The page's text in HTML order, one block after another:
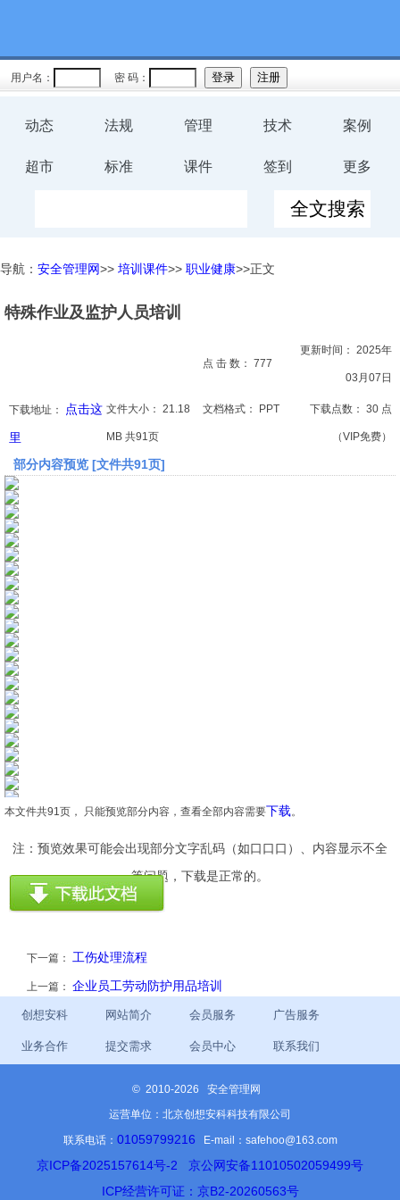
用户名： 密 码：
动态 法规 管理 技术 案例
超市 标准 课件 签到 更多
规程
预案
评价
生
环保
论文
导航： 安全管理网>> 培训课件>> 职业健康>>正文
特殊作业及监护人员培训
点 击 数： 777
更新时间： 2025年
03月07日
下载地址：
点击这
里
文件大小： 21.18
MB 共91页
文档格式： PPT 下载点数： 30 点
（VIP免费）
部分内容预览 [文件共91页]
本文件共91页， 只能预览部分内容，查看全部内容需要下载。
注：预览效果可能会出现部分文字乱码（如口口口）、内容显示不全
等问题，下载是正常的。
下一篇： 工伤处理流程
上一篇： 企业员工劳动防护用品培训
创想安科 网站简介 会员服务 广告服务
业务合作 提交需求 会员中心 联系我们
© 2010-2026 安全管理网
运营单位：北京创想安科科技有限公司
联系电话： 01059799216 E-mail：safehoo@163.com
京ICP备2025157614号-2
京公网安备11010502059499号
ICP经营许可证：京B2-20260563号